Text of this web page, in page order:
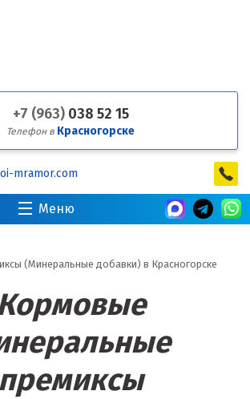
+7 (963) 038 52 15
Телефон в Красногорске
mramor.com
Меню
(Минеральные добавки) в Красногорске
премиксы